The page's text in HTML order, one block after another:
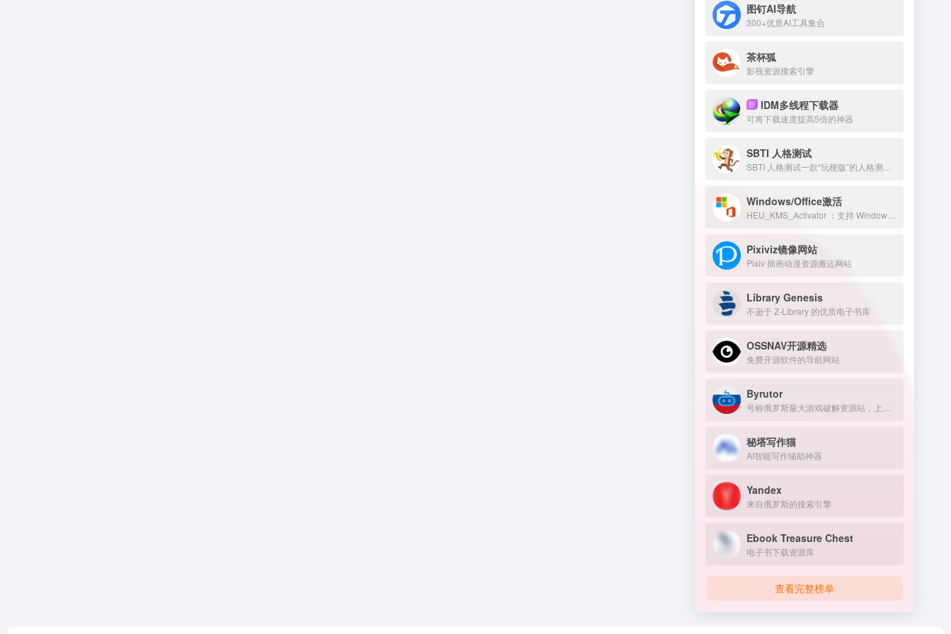
图钉AI导航
300+优质AI工具集合
茶杯狐
影视资源搜索引擎
新 IDM多线程下载器
可将下载速度提高5倍的神器
SBTI 人格测试
Windows/Office激活
Pixiviz镜像网站
Pixiv 插画动漫资源搬运网站
Library Genesis
不逊于 Z-Library 的优质电子书库
OSSNAV开源精选
免费开源软件的导航网站
Byrutor
秘塔写作猫
AI智能写作辅助神器
Yandex
来自俄罗斯的搜索引擎
Ebook Treasure Chest
电子书下载资源库
查看完整榜单